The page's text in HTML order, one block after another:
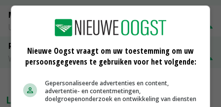
Mannelijk Slachtstieren ( R )
Utrecht
Rosekalveren 8 - 12 maandenk
Vleeskalveren Denkavit
€ 1,78 € 0,06
MEER MARKTPRIJZEN
LAATSTE NIEUWS
Nieuwe Oogst vraagt om uw toestemming om uw
persoonsgegevens te gebruiken voor het volgende:
Gepersonaliseerde advertenties en content,
advertentie- en contentmetingen,
doelgroepenonderzoek en ontwikkeling van diensten